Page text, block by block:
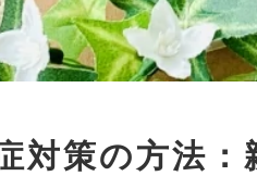
対策の方法